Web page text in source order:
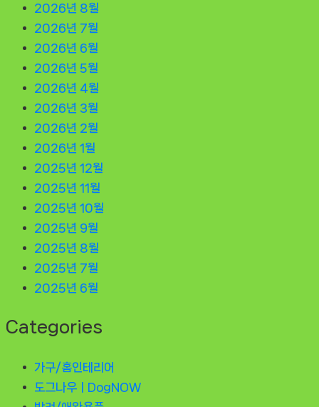
2026년 8월
2026년 7월
2026년 6월
2026년 5월
2026년 4월
2026년 3월
2026년 2월
2026년 1월
2025년 12월
2025년 11월
2025년 10월
2025년 9월
2025년 8월
2025년 7월
2025년 6월
Categories
가구/홈인테리어
도그나우ㅣDogNOW